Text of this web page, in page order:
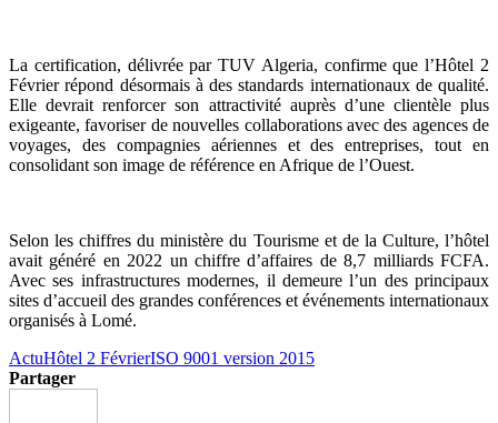
La certification, délivrée par TUV Algeria, confirme que l’Hôtel 2
Février répond désormais à des standards internationaux de qualité.
Elle devrait renforcer son attractivité auprès d’une clientèle plus
exigeante, favoriser de nouvelles collaborations avec des agences de
voyages, des compagnies aériennes et des entreprises, tout en
consolidant son image de référence en Afrique de l’Ouest.
Selon les chiffres du ministère du Tourisme et de la Culture, l’hôtel
avait généré en 2022 un chiffre d’affaires de 8,7 milliards FCFA.
Avec ses infrastructures modernes, il demeure l’un des principaux
sites d’accueil des grandes conférences et événements internationaux
organisés à Lomé.
ActuHôtel 2 FévrierISO 9001 version 2015
Partager